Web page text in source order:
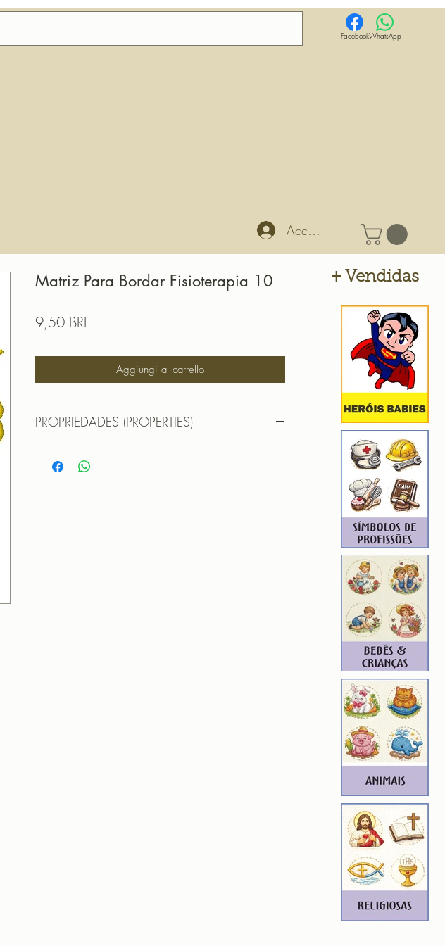
FacebookWhatsApp
Accedi
Matriz Para Bordar Fisioterapia 10
9,50 BRL
Aggiungi al carrello
PROPRIEDADES (PROPERTIES)
TAMANHO (SIZE) : 9,56 cm x 7,67 cm
+ Vendidas